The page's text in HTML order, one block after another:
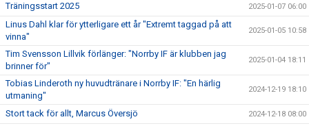
Träningsstart 2025 2025-01-07 06:00
Linus Dahl klar för ytterligare ett år "Extremt taggad på att
vinna"
2025-01-05 10:58
Tim Svensson Lillvik förlänger: "Norrby IF är klubben jag
brinner för"
2025-01-04 18:11
Tobias Linderoth ny huvudtränare i Norrby IF: "En härlig
utmaning"
2024-12-19 18:10
Stort tack för allt, Marcus Översjö 2024-12-18 08:00